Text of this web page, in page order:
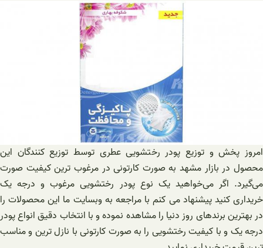
امروز پخش و توزیع پودر رختشویی عطری توسط توزیع کنندگان این
محصول در بازار مشهد به صورت کارتونی در مرغوب ترین کیفیت صورت
می‌گیرد. اگر می‌خواهید یک نوع پودر رختشویی مرغوب و درجه یک
خریداری کنید پیشنهاد می کنم با مراجعه به وبسایت ما این محصولات را
در بهترین برندهای روز دنیا را مشاهده نموده و با انتخاب دقیق انواع پودر
درجه یک و با کیفیت رختشویی را به صورت کارتونی با نازل ترین و مناسب